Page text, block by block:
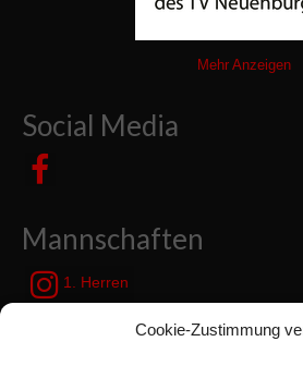
Cookie-Zustimmung
Mehr Anzeigen
Social Media
Mannschaften
1. Herren
JSG Zetel / Friesische Wehde